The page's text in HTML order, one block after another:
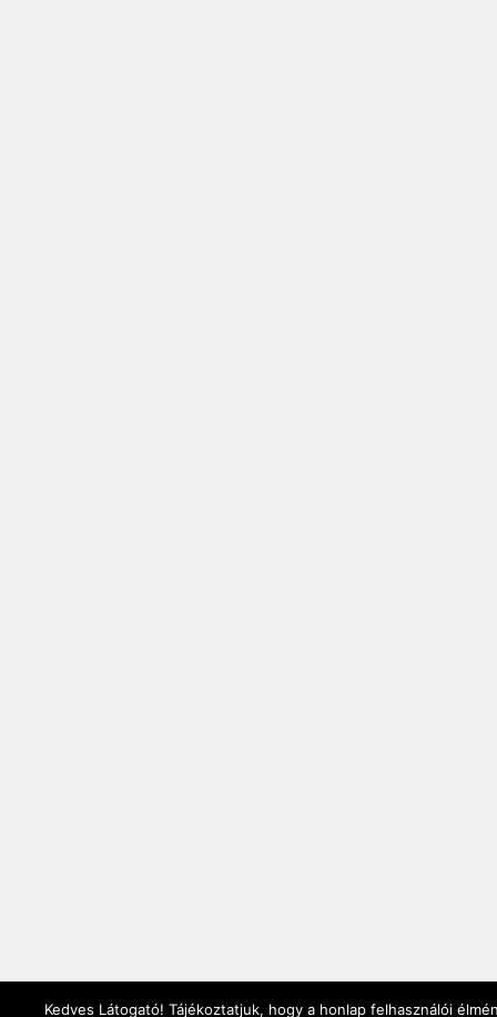
Kedves Látogató! Tájékoztatjuk, hogy a honlap felhasználói